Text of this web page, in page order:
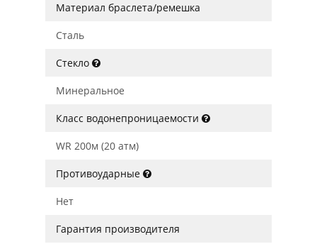
Материал браслета/ремешка
Сталь
Стекло
Минеральное
Класс водонепроницаемости
WR 200м (20 атм)
Противоударные
Нет
Гарантия производителя